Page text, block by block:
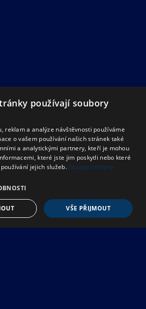
používají soubory
reklam a analýze návštěvnosti používáme
o vašem používání našich stránek také
a analytickými partnery, kteří je mohou
které jste jim poskytli nebo které
jejich služeb.Zásady ochrany
VŠE PŘIJMOUT